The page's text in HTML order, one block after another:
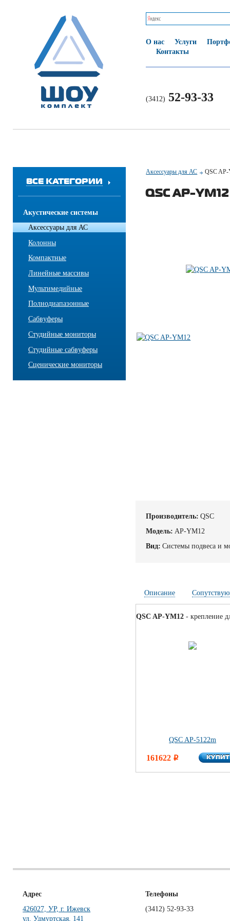
О нас Услуги
Контакты
(3412) 52-93-33
ВСЕ КАТЕГОРИИ
Акустические системы
Аксессуары для АС
Колонны
Компактные
Линейные массивы
Мультимедийные
Полнодиапазонные
Сабвуферы
Студийные мониторы
Студийные сабвуферы
Сценические мониторы
Аксессуары для АС QSC
QSC AP-YM12
Производитель: QSC
Модель: AP-YM12
Вид: Системы подвеса и
Описание
QSC AP-YM12 - крепление
QSC AP-5122m
161622 i
Адрес
426027, УР, г. Ижевск
ул. Удмуртская, 141
Телефоны
(3412) 52-93-33